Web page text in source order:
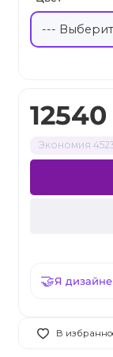
Экономия
Я
В